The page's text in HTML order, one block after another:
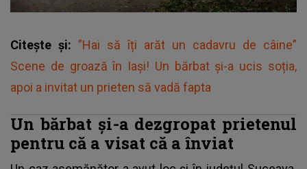
Citește și: ”Hai să îți arăt un cadavru de câine”
Scene de groază în Iași! Un bărbat și-a ucis soția,
apoi a invitat un prieten să vadă fapta
Un bărbat şi-a dezgropat prietenul
pentru că a visat că a înviat